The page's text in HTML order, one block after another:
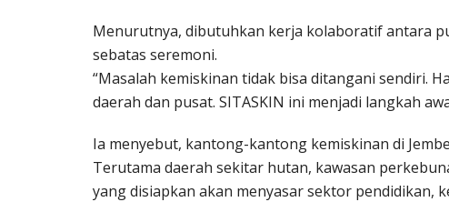
Menurutnya, dibutuhkan kerja kolaboratif antara
sebatas seremoni.
“Masalah kemiskinan tidak bisa ditangani sendiri.
daerah dan pusat. SITASKIN ini menjadi langkah
Ia menyebut, kantong-kantong kemiskinan di
Terutama daerah sekitar hutan, kawasan
yang disiapkan akan menyasar sektor pendidikan,